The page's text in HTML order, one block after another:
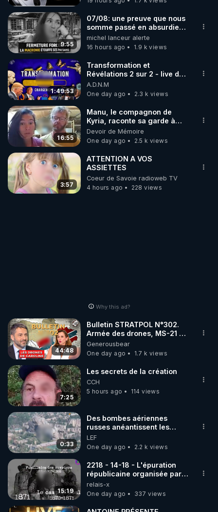
9:55
07/08: une preuve que nous
somme passé en absurdie
une dictature qui veut faire
taire ses opposant !
michel lanceur alerte
16 hours ago
1.9 k views
1:49:53
Transformation et
Révélations 2 sur 2 - live du
07/08/26
A.D.N.M
One day ago
2.3 k views
16:55
Manu, le compagnon de
Kyria, raconte sa garde à
vue musclée. PARTAGEZ!
Devoir de Mémoire
One day ago
2.5 k views
3:57
ATTENTION A VOS
ASSIETTES
Coeur de Savoie radioweb TV
4 hours ago
228 views
Why this ad?
44:48
Bulletin STRATPOL N°302.
Armée des drones, MS-21 en
série, missiles coréens.
07.08.2026.
Generousbear
One day ago
1.7 k views
7:25
Les secrets de la création
CCH
5 hours ago
114 views
0:33
Des bombes aériennes
russes anéantissent les
centres de contrôle de
drones de 3 brigades
ukrainienne
LEF
One day ago
2.2 k views
15:19
2218 - 14-18 - L'épuration
républicaine organisée par
les frères de la truelle
relais-x
One day ago
337 views